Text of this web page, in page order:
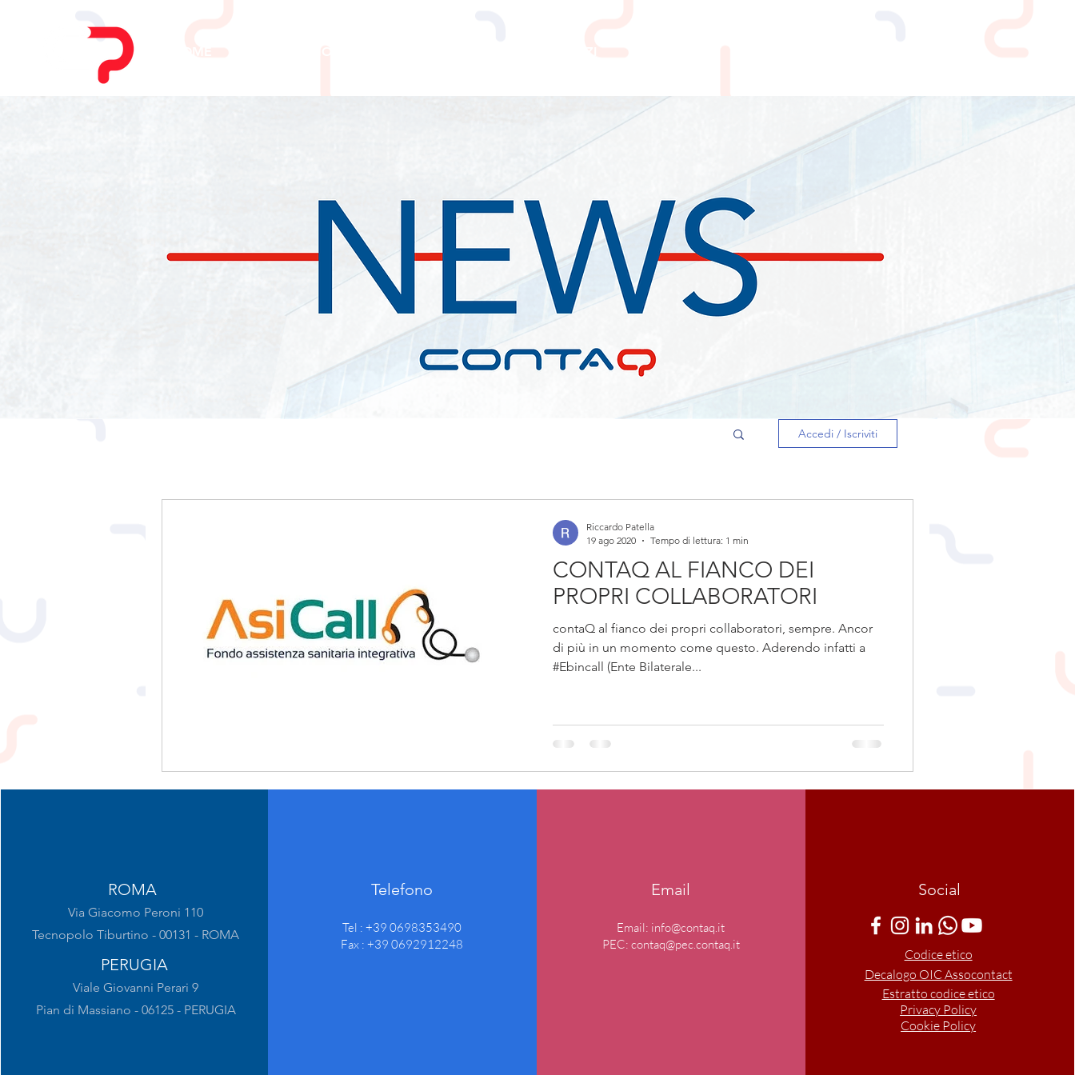
Accedi / Iscriviti
CONTAQ AL FIANCO DEI
PROPRI COLLABORATORI
contaQ al fianco dei propri collaboratori, sempre. Ancor
di più in un momento come questo. Aderendo infatti a
#Ebincall (Ente Bilaterale...
Riccardo Patella
19 ago 2020
Tempo di lettura: 1 min
ROMA
Via Giacomo Peroni 110
Tecnopolo Tiburtino - 00131 - ROMA
PERUGIA
Viale Giovanni Perari 9
Pian di Massiano - 06125 - PERUGIA
Telefono
Tel : +39 0698353490
Fax : +39 0692912248
Email
Email: info@contaq.it
PEC: contaq@pec.contaq.it
Social
Codice etico
Decalogo OIC Assocontact
Estratto codice etico
Privacy Policy
Cookie Policy